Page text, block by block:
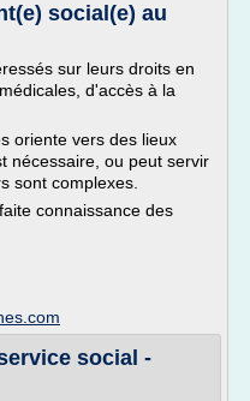
social(e) au
sur leurs droits en
d'accès à la
oriente vers des lieux
nécessaire, ou peut servir
sont complexes.
connaissance des
social -